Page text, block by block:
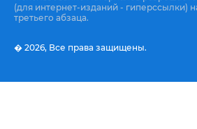
(для интернет-изданий - гиперссылки)
третьего абзаца.
� 2026, Все права защищены.